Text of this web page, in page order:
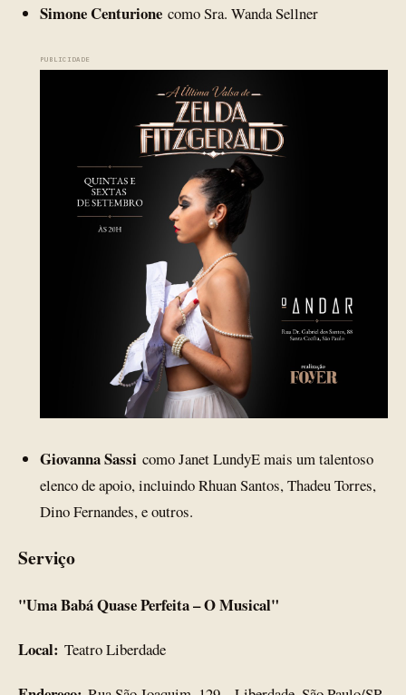
Simone Centurione como Sra. Wanda Sellner
PUBLICIDADE
Giovanna Sassi como Janet LundyE mais um talentoso
elenco de apoio, incluindo Rhuan Santos, Thadeu Torres,
Dino Fernandes, e outros.
Serviço
"Uma Babá Quase Perfeita – O Musical"
Local: Teatro Liberdade